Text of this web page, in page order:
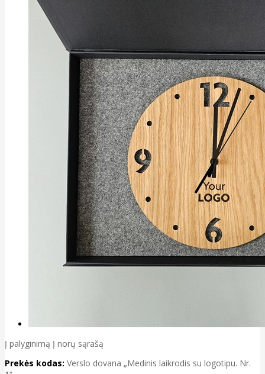
Į palyginimą Į norų sąrašą
Prekės kodas: Verslo dovana „Medinis laikrodis su logotipu. Nr.